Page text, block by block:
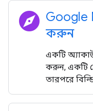
explore Google
করুন
একটি
করুন, একটি
তারপরে